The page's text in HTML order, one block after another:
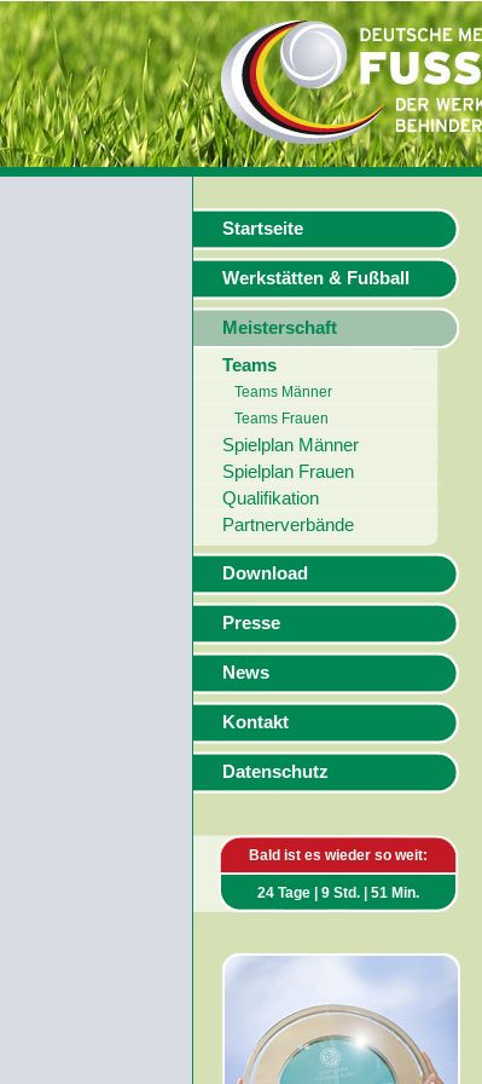
Startseite
Werkstätten & Fußball
Meisterschaft
Teams
Teams Männer
Teams Frauen
Spielplan Männer
Spielplan Frauen
Qualifikation
Partnerverbände
Download
Presse
News
Kontakt
Datenschutz
Bald ist es wieder so weit:
24 Tage | 9 Std. | 51 Min.